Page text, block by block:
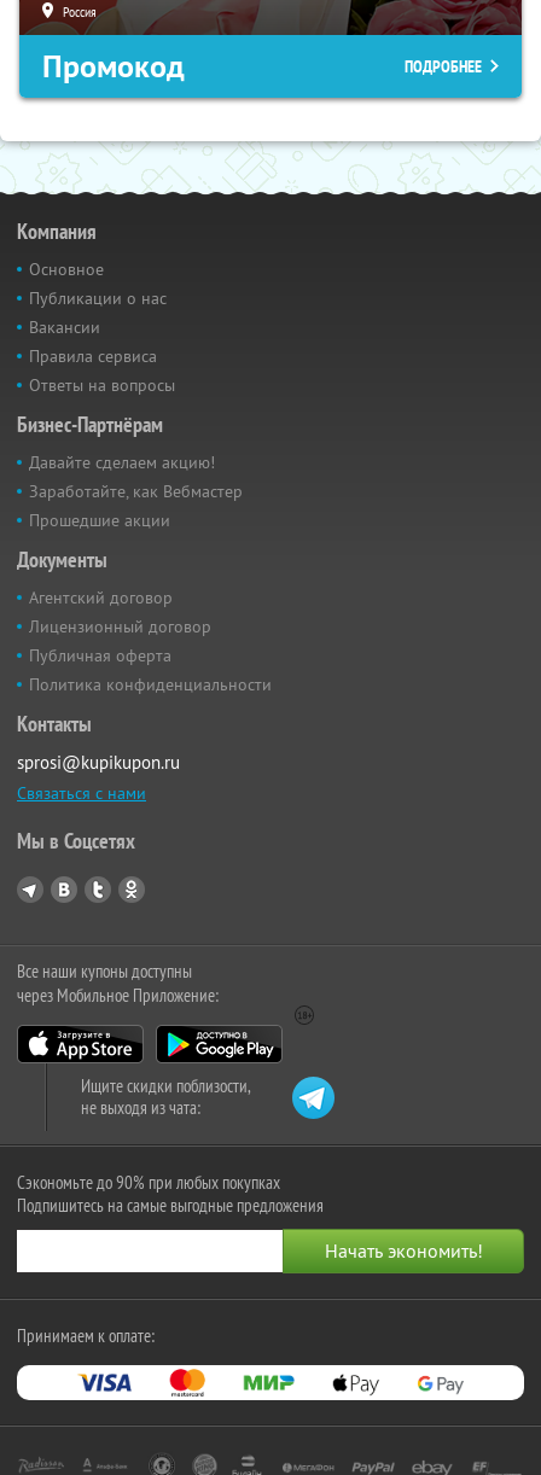
Россия
Промокод ПОДРОБНЕЕ
Компания
Основное
Публикации о нас
Вакансии
Правила сервиса
Ответы на вопросы
Бизнес-Партнёрам
Давайте сделаем акцию!
Заработайте, как Вебмастер
Прошедшие акции
Документы
Агентский договор
Лицензионный договор
Публичная оферта
Политика конфиденциальности
Контакты
sprosi@kupikupon.ru
Связаться с нами
Мы в Соцсетях
Все наши купоны доступны
через Мобильное Приложение:
Ищите скидки поблизости,
не выходя из чата:
Сэкономьте до 90% при любых покупках
Подпишитесь на самые выгодные предложения
Принимаем к оплате: